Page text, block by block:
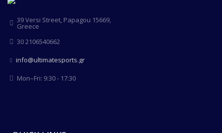
39 Versi Street, Papagou 15669,
Greece
30 2106540662
info@ultimatesports.gr
Mon–Fri: 9:30 - 17:30